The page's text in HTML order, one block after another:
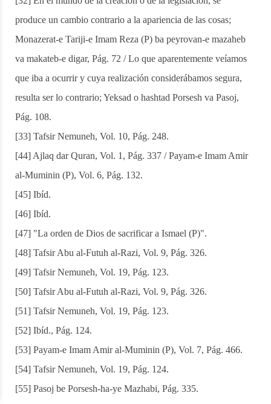
produce un cambio contrario a la apariencia de las cosas;
Monazerat-e Tariji-e Imam Reza (P) ba peyrovan-e mazaheb
va makateb-e digar, Pág. 72 / Lo que aparentemente veíamos
que iba a ocurrir y cuya realización considerábamos segura,
resulta ser lo contrario; Yeksad o hashtad Porsesh va Pasoj,
Pág. 108.
[33] Tafsir Nemuneh, Vol. 10, Pág. 248.
[44] Ajlaq dar Quran, Vol. 1, Pág. 337 / Payam-e Imam Amir
al-Muminin (P), Vol. 6, Pág. 132.
[45] Ibíd.
[46] Ibíd.
[47] "La orden de Dios de sacrificar a Ismael (P)".
[48] Tafsir Abu al-Futuh al-Razi, Vol. 9, Pág. 326.
[49] Tafsir Nemuneh, Vol. 19, Pág. 123.
[50] Tafsir Abu al-Futuh al-Razi, Vol. 9, Pág. 326.
[51] Tafsir Nemuneh, Vol. 19, Pág. 123.
[52] Ibíd., Pág. 124.
[53] Payam-e Imam Amir al-Muminin (P), Vol. 7, Pág. 466.
[54] Tafsir Nemuneh, Vol. 19, Pág. 124.
[55] Pasoj be Porsesh-ha-ye Mazhabi, Pág. 335.